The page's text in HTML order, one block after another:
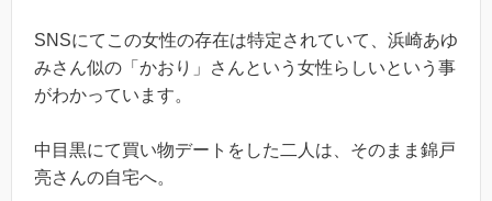
SNSにてこの女性の存在は特定されていて、浜崎あゆ
みさん似の「かおり」さんという女性らしいという事
がわかっています。
中目黒にて買い物デートをした二人は、そのまま錦戸
亮さんの自宅へ。